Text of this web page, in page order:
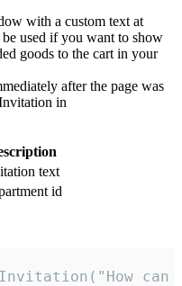
with a custom text at
used if you want to show
goods to the cart in your
after the page was
in
text
id